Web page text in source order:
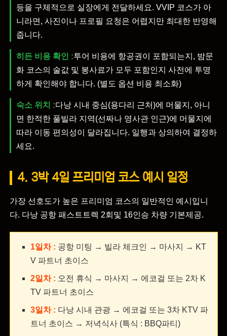
등을 구체적으로 실장에게 전달하세요. VVIP 코스가 아
니라면, 사진이나 프로필 요청은 어렵지만 최대한 반영해
줍니다.
히든 비용 확인 :투어 비용에 항공권이 포함되는지, 밤문
화 코스의 술값 및 봉사료가 모두 포함인지 사전에 투명
하게 확인해야 합니다. (별도 옵션 비용 최소화)
숙소 위치 :다낭 시내 중심(용다리 근처)에 머물지, 아니
면 한적한 풀빌라 지역(선짜나 영사관 인근)에 머물지에
따라 이동 편의성이 달라집니다. 일행과 상의하여 결정하
세요.
4. 3박 4일 프리미엄 코스 예시 일정
가장 선호도가 높은 프리미엄 코스의 일반적인 예시입니
다. 다낭 공항 패스트트렉 2회및 16인승 차량 기본제공.
1일차 : 공항 미팅 → 빌라 체크인 → 마사지 → KT
V 파트너 초이스
2일차 : 오전 휴식 → 마사지 → 에코걸 또는 2차 K
TV 파트너 초이스
3일차 : 다낭 시내 관광 → 에코걸 또는 3차 KTV 파
트너 초이스 → 저녁식사 (특식 : BBQ파티)